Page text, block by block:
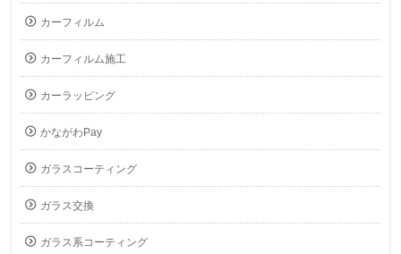
カーフィルム
カーフィルム施工
カーラッピング
かながわPay
ガラスコーティング
ガラス交換
ガラス系コーティング